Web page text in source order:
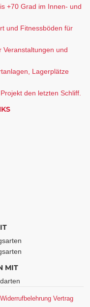
+70 Grad im Innen- und
und Fitnessböden für
Veranstaltungen und
Lagerplätze
den letzten Schliff.
MIT
Widerrufbelehrung Vertrag